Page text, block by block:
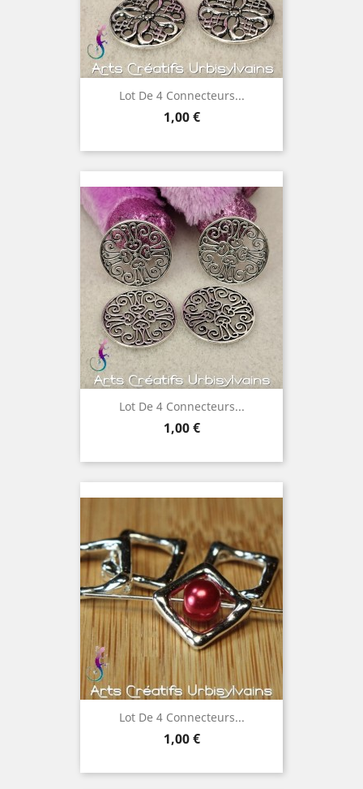
Lot De 4 Connecteurs...
Prix
1,00 €
Lot De 4 Connecteurs...
Prix
1,00 €
Lot De 4 Connecteurs...
Prix
1,00 €